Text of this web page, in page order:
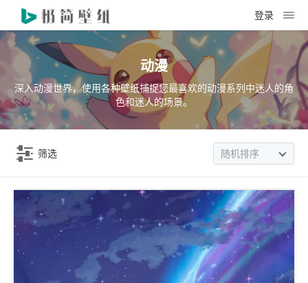
登录
动漫
深入动漫世界，使用各种壁纸捕捉您最喜欢的动漫系列中迷人的角
色和迷人的场景。
筛选 随机排序